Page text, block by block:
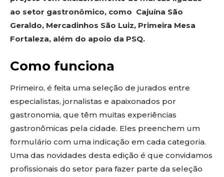
ao setor gastronômico, como Cajuína São
Geraldo, Mercadinhos São Luiz, Primeira Mesa
Fortaleza, além do apoio da PSQ.
Como funciona
Primeiro, é feita uma seleção de jurados entre
especialistas, jornalistas e apaixonados por
gastronomia, que têm muitas experiências
gastronômicas pela cidade. Eles preenchem um
formulário com uma indicação em cada categoria.
Uma das novidades desta edição é que convidamos
profissionais do setor para fazer parte da seleção